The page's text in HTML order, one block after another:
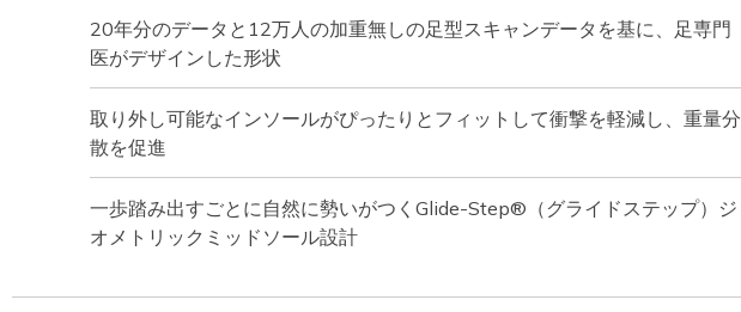
20年分のデータと12万人の加重無しの足型スキャンデータを基に、足専門
医がデザインした形状
取り外し可能なインソールがぴったりとフィットして衝撃を軽減し、重量分
散を促進
一歩踏み出すごとに自然に勢いがつくGlide-Step®（グライドステップ）ジ
オメトリックミッドソール設計